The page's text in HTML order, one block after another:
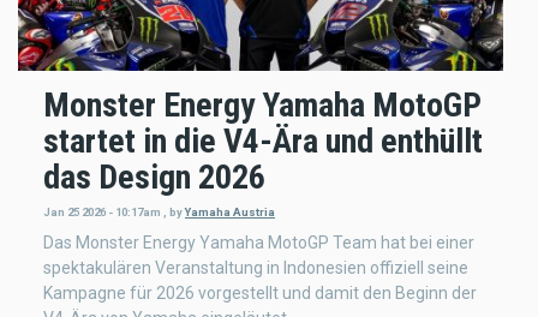
Monster Energy Yamaha MotoGP
startet in die V4-Ära und enthüllt
das Design 2026
Jan 25 2026 - 10:17am byYamaha Austria
Das Monster Energy Yamaha MotoGP Team hat bei einer
spektakulären Veranstaltung in Indonesien offiziell seine
Kampagne für 2026 vorgestellt und damit den Beginn der